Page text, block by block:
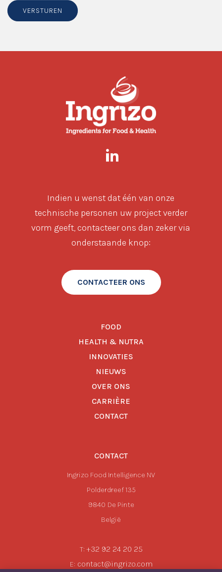
VERSTUREN
Indien u wenst dat één van onze
technische personen uw project verder
vorm geeft, contacteer ons dan zeker via
onderstaande knop:
CONTACTEER ONS
FOOD
HEALTH & NUTRA
INNOVATIES
NIEUWS
OVER ONS
CARRIÈRE
CONTACT
CONTACT
Ingrizo Food Intelligence NV
Polderdreef 135
9840 De Pinte
België
T: +32 92 24 20 25
E: contact@ingrizo.com